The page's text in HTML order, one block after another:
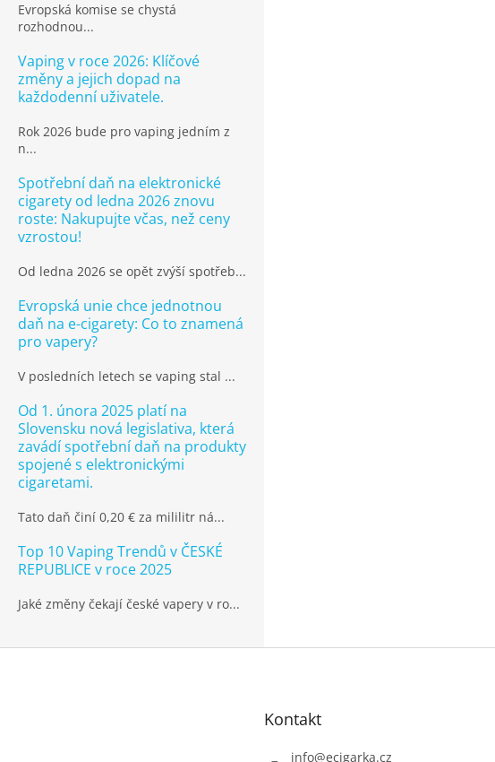
Evropská komise se chystá
rozhodnou...
Vaping v roce 2026: Klíčové
změny a jejich dopad na
každodenní uživatele.
Rok 2026 bude pro vaping jedním z
n...
Spotřební daň na elektronické
cigarety od ledna 2026 znovu
roste: Nakupujte včas, než ceny
vzrostou!
Od ledna 2026 se opět zvýší spotřeb...
Evropská unie chce jednotnou
daň na e-cigarety: Co to znamená
pro vapery?
V posledních letech se vaping stal ...
Od 1. února 2025 platí na
Slovensku nová legislativa, která
zavádí spotřební daň na produkty
spojené s elektronickými
cigaretami.
Tato daň činí 0,20 € za mililitr ná...
Top 10 Vaping Trendů v ČESKÉ
REPUBLICE v roce 2025
Jaké změny čekají české vapery v ro...
Kontakt
info@ecigarka.cz